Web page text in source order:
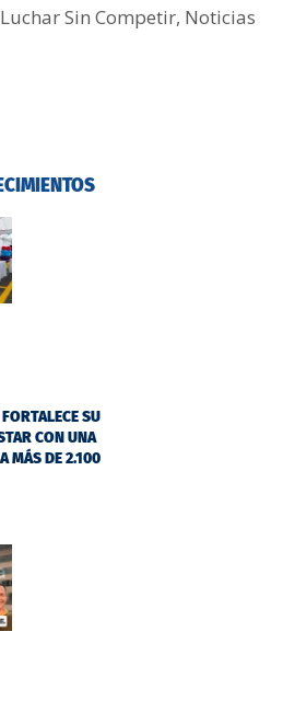
Luchar Sin Competir, Noticias
SU
CON UNA
MÁS DE 2.100